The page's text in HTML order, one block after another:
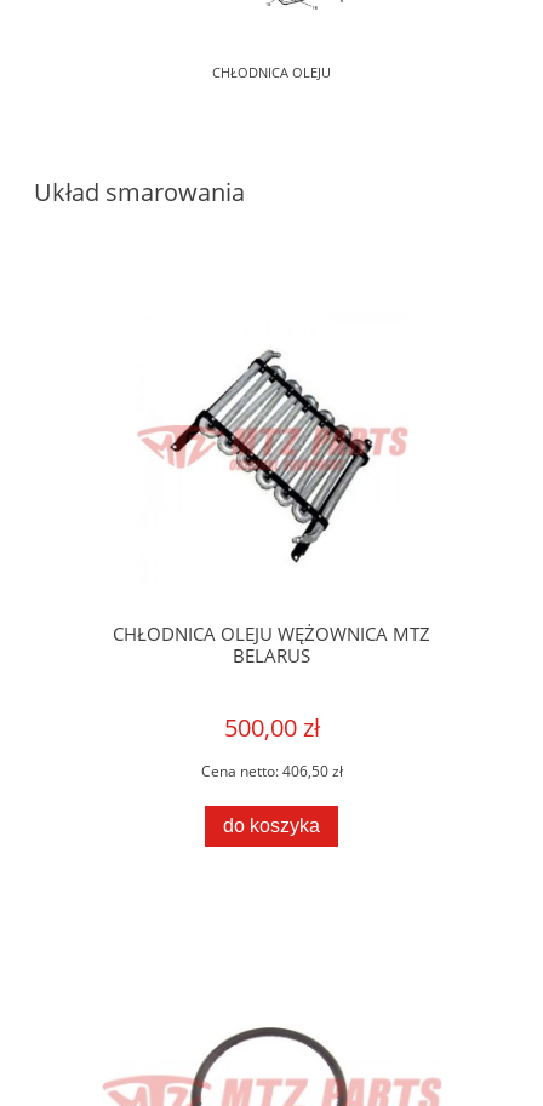
CHŁODNICA OLEJU
Układ smarowania
CHŁODNICA OLEJU WĘŻOWNICA MTZ
BELARUS
500,00 zł
Cena netto:406,50 zł
do koszyka